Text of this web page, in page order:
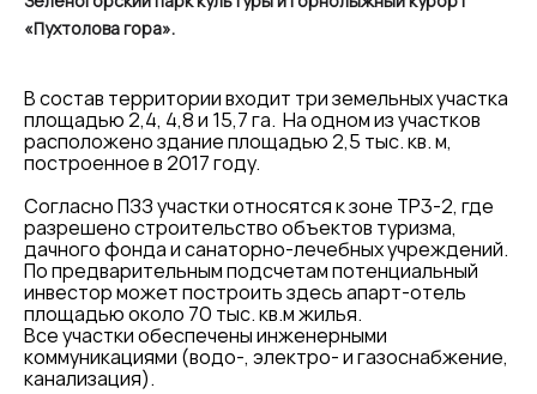
«Пухтолова гора».
В состав территории входит три земельных участка
площадью 2,4, 4,8 и 15,7 га. На одном из участков
расположено здание площадью 2,5 тыс. кв. м,
построенное в 2017 году.
Согласно ПЗЗ участки относятся к зоне ТР3-2, где
разрешено строительство объектов туризма,
дачного фонда и санаторно-лечебных учреждений.
По предварительным подсчетам потенциальный
инвестор может построить здесь апарт-отель
площадью около 70 тыс. кв.м жилья.
Все участки обеспечены инженерными
коммуникациями (водо-, электро- и газоснабжение,
канализация).